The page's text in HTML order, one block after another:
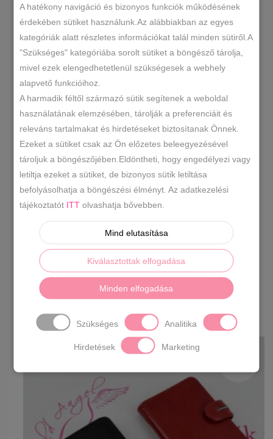
TOVÁBBI INFORMÁCIÓK
Valódi bőr pénztárca, swarovszky kövekkel
Anyaga: bőr
Szín: piros,fekete
Méret: 18 x 11 x 3,5 cm
Aprópénzes tartója cipzárral záródik,középen.
A papírpénz kényelmesen belefér,2 külön
rekeszben.
Kártyáknak külön rekeszei vannak,legalább 7
Érdekelhetnek
még…
A hatékony navigáció és bizonyos funkciók működésének
érdekében sütiket használunk.Az alábbiakban az egyes
kategóriák alatt részletes információkat talál minden sütiről.A
"Szükséges" kategóriába sorolt sütiket a böngésző tárolja,
mivel ezek elengedhetetlenül szükségesek a webhely
alapvető funkcióihoz.
A harmadik féltől származó sütik segítenek a weboldal
használatának elemzésében, tárolják a preferenciáit és
releváns tartalmakat és hirdetéseket biztosítanak Önnek.
Ezeket a sütiket csak az Ön előzetes beleegyezésével
tároljuk a böngészőjében.Eldöntheti, hogy engedélyezi vagy
letiltja ezeket a sütiket, de bizonyos sütik letiltása
befolyásolhatja a böngészési élményt. Az adatkezelési
tájékoztatót ITT olvashatja bővebben.
Mind elutasítása
Kiválasztottak elfogadása
Minden elfogadása
Szükséges Analitika
Hirdetések Marketing